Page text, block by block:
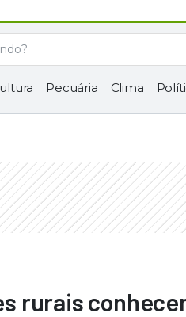
Pecuária Clima
rurais